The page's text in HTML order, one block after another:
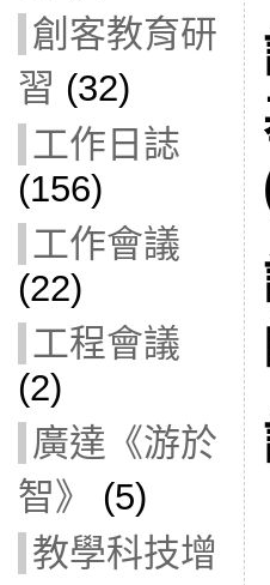
創客教育研
習 (32)
工作日誌
(156)
工作會議
(22)
工程會議
(2)
廣達《游於
智》
(5)
教學科技增